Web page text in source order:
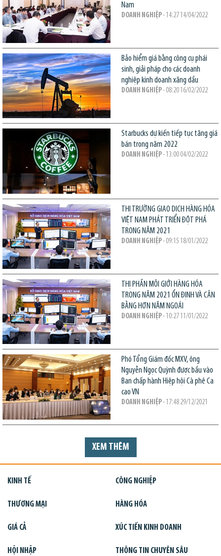
Nam
DOANH NGHIỆP- 14:27 14/04/2022
Bảo hiểm giá bằng công cụ phái
sinh, giải pháp cho các doanh
nghiệp kinh doanh xăng dầu
DOANH NGHIỆP- 08:20 16/02/2022
Starbucks dự kiến tiếp tục tăng giá
bán trong năm 2022
DOANH NGHIỆP- 13:00 04/02/2022
THỊ TRƯỜNG GIAO DỊCH HÀNG HÓA
VIỆT NAM PHÁT TRIỂN ĐỘT PHÁ
TRONG NĂM 2021
DOANH NGHIỆP- 09:15 18/01/2022
THỊ PHẦN MÔI GIỚI HÀNG HÓA
TRONG NĂM 2021 ỔN ĐỊNH VÀ CÂN
BẰNG HƠN NĂM NGOÁI
DOANH NGHIỆP- 10:27 11/01/2022
Phó Tổng Giám đốc MXV, ông
Nguyễn Ngọc Quỳnh được bầu vào
Ban chấp hành Hiệp hội Cà phê Ca
cao VN
DOANH NGHIỆP- 17:48 29/12/2021
XEM THÊM
KINH TẾ CÔNG NGHIỆP
THƯƠNG MẠI HÀNG HÓA
GIÁ CẢ XÚC TIẾN KINH DOANH
HỘI NHẬP THÔNG TIN CHUYÊN SÂU